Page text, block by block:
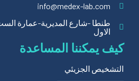
info@medex-lab.com
طنطا -شارع المديرية-عمارة
الاول
كيف يمكننا المساعدة
التشخيص الجزيئي